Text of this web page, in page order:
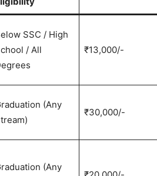
SSC / High
/ All
₹13,000/-
(Any
₹30,000/-
(Any